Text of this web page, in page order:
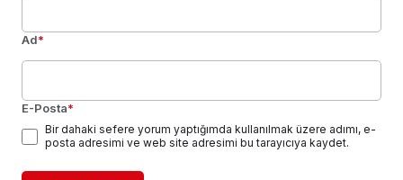
Ad*
E-Posta*
Bir dahaki sefere yorum yaptığımda kullanılmak üzere adımı, e-
posta adresimi ve web site adresimi bu tarayıcıya kaydet.